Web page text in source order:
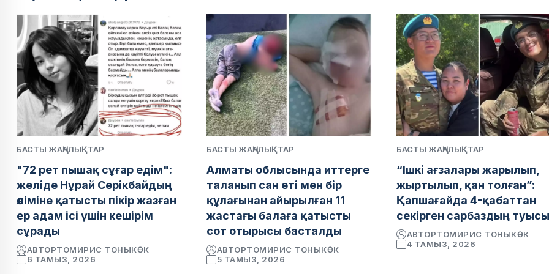
БАСТЫ ЖАҢАЛЫҚТАР
"72 рет пышақ сұғар едім":
желіде Нұрай Серікбайдың
өліміне қатысты пікір жазған
ер адам ісі үшін кешірім
сұрады
АВТОРТОМИРИС ТОНЫКӨК
6 ТАМЫЗ, 2026
БАСТЫ ЖАҢАЛЫҚТАР
Алматы облысында иттерге
таланып сан еті мен бір
құлағынан айырылған 11
жастағы балаға қатысты
сот отырысы басталды
АВТОРТОМИРИС ТОНЫКӨК
5 ТАМЫЗ, 2026
БАСТЫ ЖАҢАЛЫҚТАР
“Ішкі ағзалары жарылып,
жыртылып, қан толған”:
Қапшағайда 4-қабаттан
секірген сарбаздың
АВТОРТОМИРИС ТОНЫКӨК
4 ТАМЫЗ, 2026